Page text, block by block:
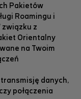
Pakietów
Roamingu i
związku z
Orientalny
na Twoim
danych,
połączenia